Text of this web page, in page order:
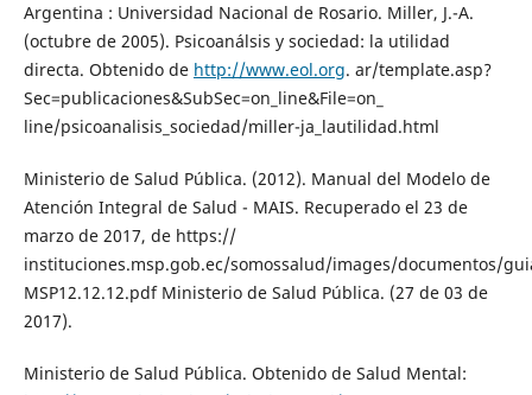
Argentina : Universidad Nacional de Rosario. Miller, J.-A.
(octubre de 2005). Psicoanálsis y sociedad: la utilidad
directa. Obtenido de http://www.eol.org. ar/template.asp?
Sec=publicaciones&SubSec=on_line&File=on_
line/psicoanalisis_sociedad/miller-ja_lautilidad.html
Ministerio de Salud Pública. (2012). Manual del Modelo de
Atención Integral de Salud - MAIS. Recuperado el 23 de
marzo de 2017, de https://
instituciones.msp.gob.ec/somossalud/images/documentos/
MSP12.12.12.pdf Ministerio de Salud Pública. (27 de 03 de
2017).
Ministerio de Salud Pública. Obtenido de Salud Mental: